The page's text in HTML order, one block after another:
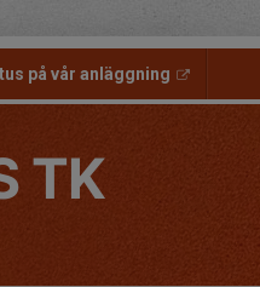
på vår anläggning
TK